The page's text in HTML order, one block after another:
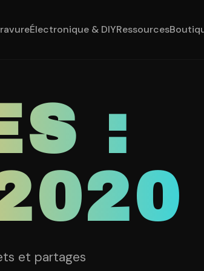
Électronique & DIYRessources
:
et partages